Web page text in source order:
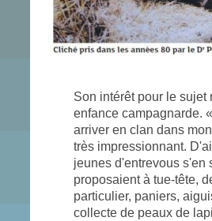
Son intérêt pour le sujet
enfance campagnarde.
arriver en clan dans
très impression­nant.
jeunes d'entrevous s'en
proposaient à tue-tête,
particulier, paniers,
collecte de peaux de